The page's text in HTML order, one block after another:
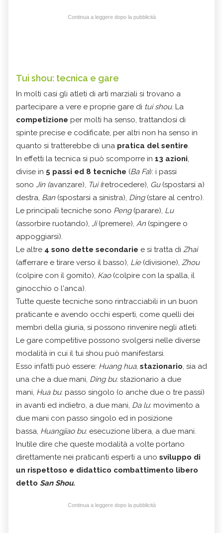
Continua a leggere dopo la pubblicità
Tui shou: tecnica e gare
In molti casi gli atleti di arti marziali si trovano a
partecipare a vere e proprie gare di tui shou. La
competizione per molti ha senso, trattandosi di
spinte precise e codificate, per altri non ha senso in
quanto si tratterebbe di una pratica del sentire
In effetti la tecnica si può scomporre in 13 azioni
divise in 5 passi ed 8 tecniche (Ba Fa): i passi
sono Jin (avanzare), Tui (retrocedere), Gu (spostarsi a)
destra, Ban (spostarsi a sinistra), Ding(stare al centro).
Le principali tecniche sono Peng(parare), Lu
(assorbire ruotando),
Ji(premere), An (spingere o
appoggiarsi).
Le altre 4 sono dette secondarie e si tratta di Zhai
(afferrare e tirare verso il basso), Lie(divisione), Zhou
(colpire con il gomito), Kao(colpire con la spalla, il
ginocchio o l'anca).
Tutte queste tecniche sono rintracciabili in un buon
praticante e avendo occhi esperti, come quelli dei
membri della giuria, si possono rinvenire negli atleti.
Le gare competitive possono svolgersi nelle diverse
modalità in cui il tui shou può manifestarsi.
Esso infatti può essere: Huang hua, stazionario , sia ad
una che a due mani, Ding bu: stazionario a due
mani, Hua bu: passo singolo (o anche due o tre passi)
in avanti ed indietro, a due mani, Da lu: movimento a
due mani con passo singolo ed in posizione
bassa, Huangjiao bu: esecuzione libera, a due mani.
Inutile dire che queste modalità a volte portano
direttamente nei praticanti esperti a uno sviluppo di
un rispettoso e didattico combattimento libero
detto San Shou.
Continua a leggere dopo la pubblicità